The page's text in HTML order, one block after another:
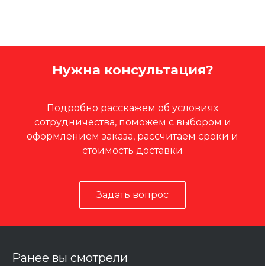
Нужна консультация?
Подробно расскажем об условиях
сотрудничества, поможем с выбором и
оформлением заказа, рассчитаем сроки и
стоимость доставки
Задать вопрос
Ранее вы смотрели